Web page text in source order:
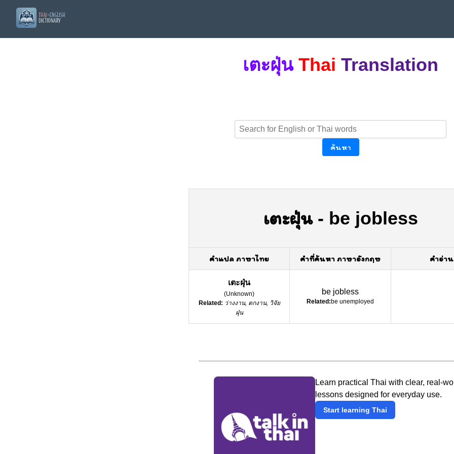
เตะฝุ่น Thai Translation
ค้นหา
เตะฝุ่น- be jobless
คำแปล ภาษาไทย คำที่ค้นหา ภาษาอังกฤษ คำอ่าน
เตะฝุ่น
(Unknown)
Related: ว่างงาน, ตกงาน, วิจัย
ฝุ่น
be jobless
Related:be unemployed
Learn practical Thai with clear, real-
lessons designed for everyday use.
Start learning Thai